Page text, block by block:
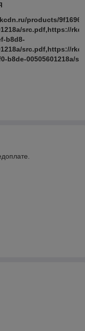
products/
src.pdf,https://
b8d8-
src.pdf,https://
b8de-00505601218a/